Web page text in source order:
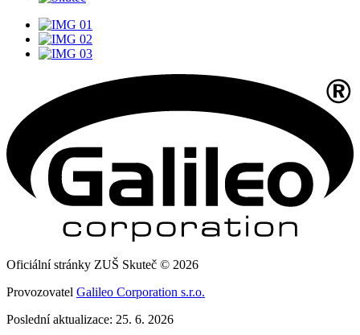
Oficiální stránky ZUŠ Skuteč © 2026
Provozovatel Galileo Corporation s.r.o.
Poslední aktualizace: 25. 6. 2026